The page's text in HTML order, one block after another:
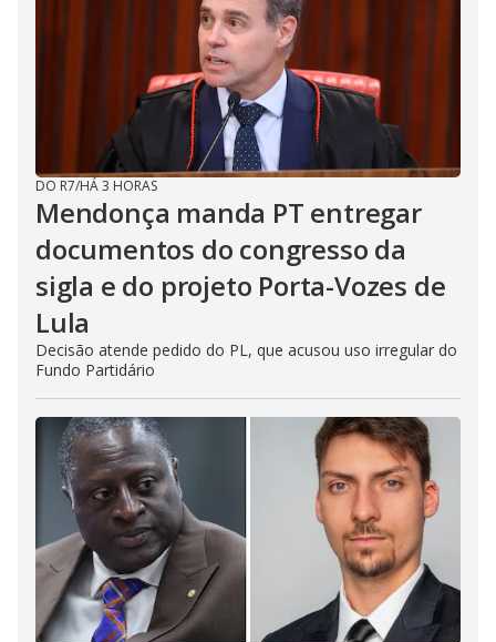
DO R7/HÁ 3 HORAS
Mendonça manda PT entregar
documentos do congresso da
sigla e do projeto Porta-Vozes de
Lula
Decisão atende pedido do PL, que acusou uso irregular do
Fundo Partidário